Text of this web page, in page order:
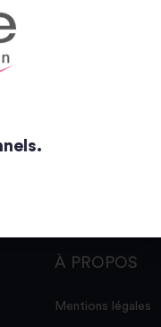
À PROPOS
Mentions légales